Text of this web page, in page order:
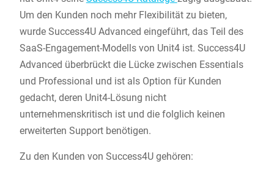
Um den Kunden noch mehr Flexibilität zu bieten,
wurde Success4U Advanced eingeführt, das Teil des
SaaS-Engagement-Modells von Unit4 ist. Success4U
Advanced überbrückt die Lücke zwischen Essentials
und Professional und ist als Option für Kunden
gedacht, deren Unit4-Lösung nicht
unternehmenskritisch ist und die folglich keinen
erweiterten Support benötigen.
Zu den Kunden von Success4U gehören: